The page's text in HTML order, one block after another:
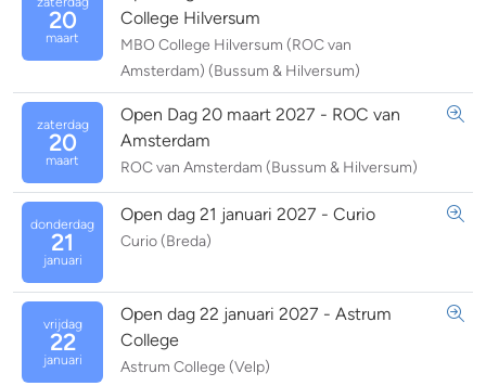
20
maart
College Hilversum
MBO College Hilversum (ROC van
Amsterdam) (Bussum & Hilversum)
zaterdag
20
maart
Open Dag 20 maart 2027 - ROC van
Amsterdam
ROC van Amsterdam (Bussum & Hilversum)
donderdag
21
januari
Open dag 21 januari 2027 - Curio
Curio (Breda)
vrijdag
22
januari
Open dag 22 januari 2027 - Astrum
College
Astrum College (Velp)